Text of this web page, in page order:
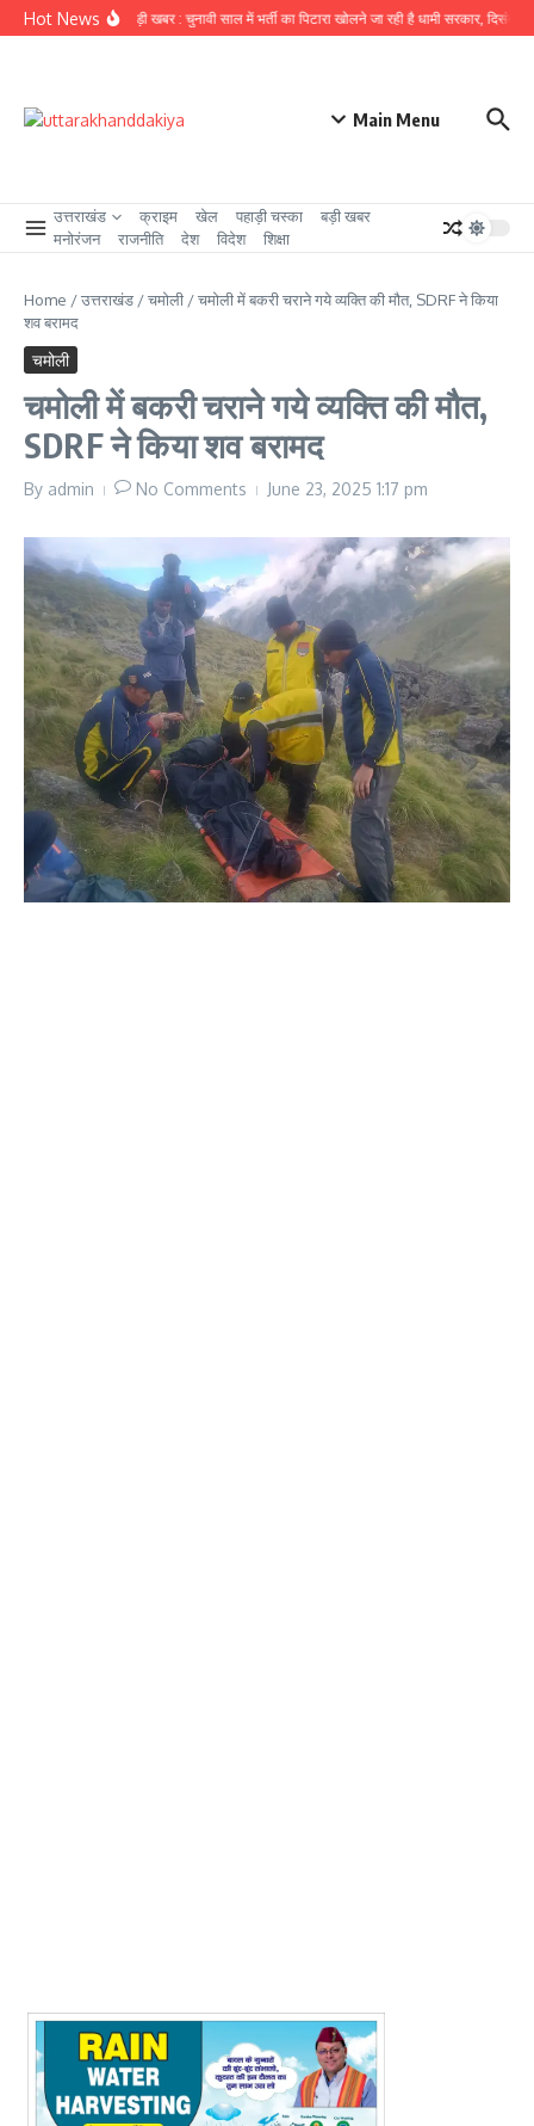
Skip to content
Hot News
उत्तराखंड से बड़ी खबर : चुनावी साल में भर्ती का पिटारा खोलने जा रही है धामी सरकार, दिसंबर
Main Menu
उत्तराखंड क्राइम खेल पहाड़ी चस्का
बड़ी खबर
मनोरंजन
राजनीति देश विदेश शिक्षा
Home /उत्तराखंड /चमोली /चमोली में बकरी चराने गये व्यक्ति की मौत, SDRF ने किया
शव बरामद
चमोली
चमोली में बकरी चराने गये व्यक्ति की मौत,
SDRF ने किया शव बरामद
By admin No Comments June 23, 2025 1:17 pm